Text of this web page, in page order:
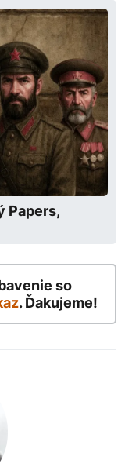
Papers,
so
. Ďakujeme!